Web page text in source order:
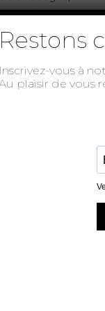
/ Espace
de Salon de
la Teste de
Ville de Saint-
du Rond-Point
Restons
Inscrivez-vous à
plaisir de vous